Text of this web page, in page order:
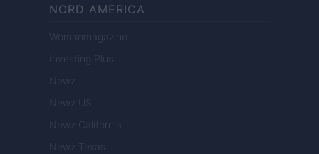
NORD AMERICA
Womanmagazine
Investing Plus
Newz
Newz US
Newz California
Newz Texas